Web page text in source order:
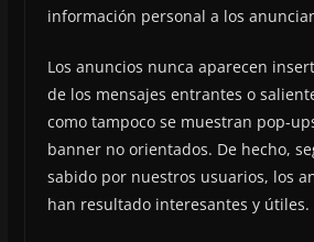
información personal a los
Los anuncios nunca aparecen
de los mensajes entrantes o
como tampoco se muestran pop-
banner no orientados. De hecho,
sabido por nuestros usuarios, los
han resultado interesantes y útiles.